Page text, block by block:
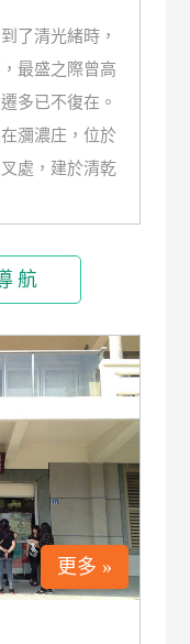
了清光緒時，
最盛之際曾高
多已不復在。
瀰濃庄，位於
處，建於清乾
航
更多 »